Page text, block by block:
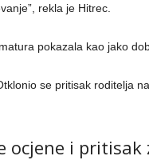
rekla je Hitrec.
pokazala kao jako
se pritisak roditelja
ocjene i pritisak